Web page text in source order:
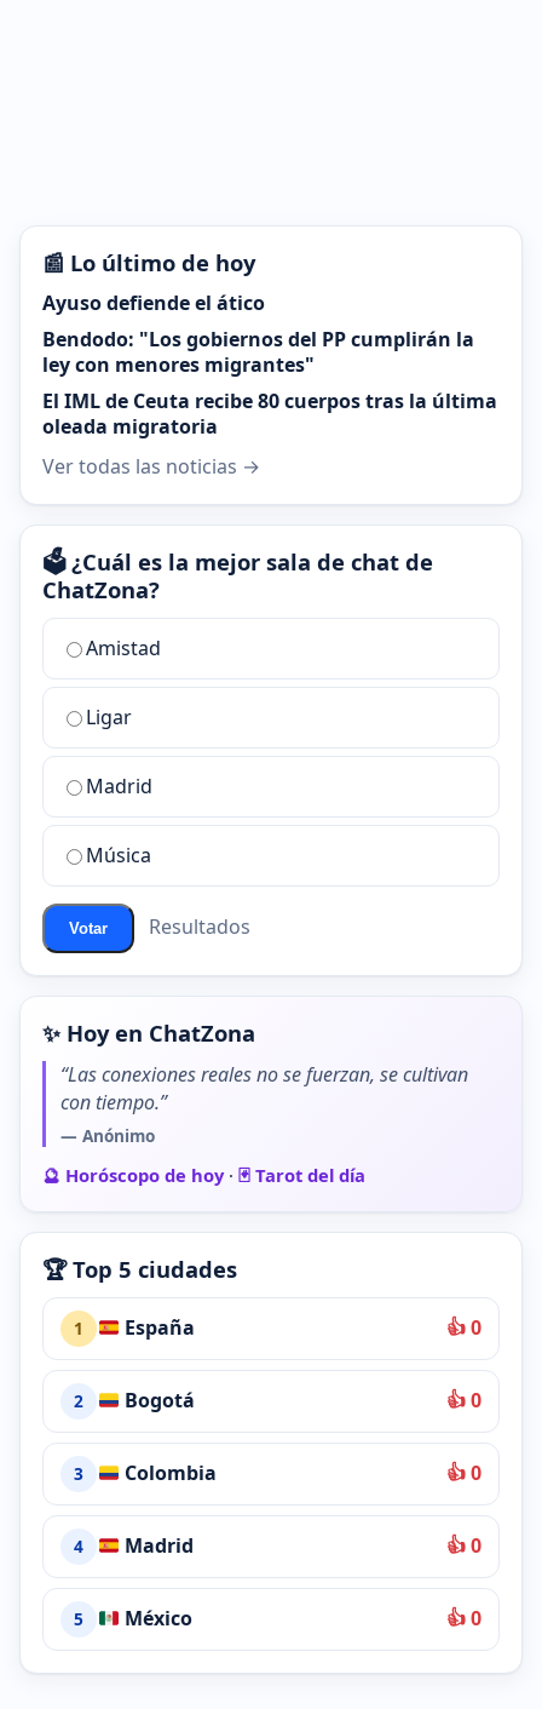
📰 Lo último de hoy
Ayuso defiende el ático
Bendodo: "Los gobiernos del PP cumplirán la
ley con menores migrantes"
El IML de Ceuta recibe 80 cuerpos tras la última
oleada migratoria
Ver todas las noticias →
🗳️ ¿Cuál es la mejor sala de chat de
ChatZona?
¿Cuál
la
mejor
sala
chat
ChatZona?
Amistad
Ligar
Madrid
Música
Votar Resultados
✨ Hoy en ChatZona
“Las conexiones reales no se fuerzan, se cultivan
con tiempo.”
— Anónimo
🔮 Horóscopo de hoy· 🃏 Tarot del día
🏆 Top 5 ciudades
1 España 👍 0
2 Bogotá 👍 0
3 Colombia 👍 0
4 Madrid 👍 0
5 México 👍 0